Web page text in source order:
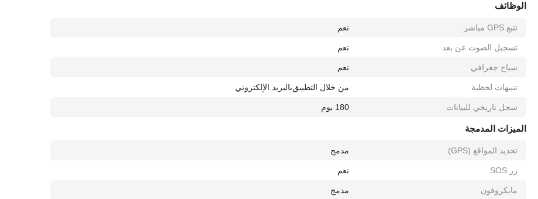
الوظائف
تتبع GPS مباشر نعم
تسجيل الصوت عن بعد نعم
سياج جغرافي نعم
تنبيهات لحظية من خلال التطبيقبالبريد الإلكتروني
سجل تاريخي للبيانات 180 يوم
الميزات المدمجة
تحديد المواقع (GPS) مدمج
زر SOS نعم
مايكروفون مدمج